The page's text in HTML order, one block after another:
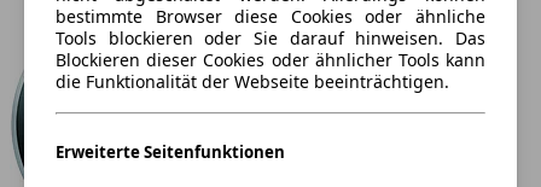
bestimmte Browser diese Cookies oder ähnliche
Tools blockieren oder Sie darauf hinweisen. Das
Blockieren dieser Cookies oder ähnlicher Tools kann
die Funktionalität der Webseite beeinträchtigen.
Erweiterte Seitenfunktionen